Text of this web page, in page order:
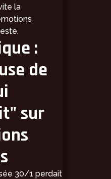
la
:
de
sur
30/1 perdait